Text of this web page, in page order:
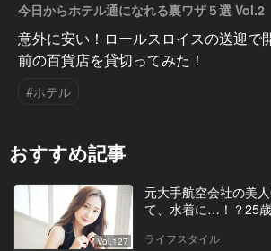
今日からホテル通になれる裏ワザ５選 Vol.2
意外に安い！ロールスロイスの送迎で
前の百貨店を貸切ってみた！
#ホテル
おすすめ記事
Vol.127
元大手航空会社の美
て、水着に…！？25
ライフスタイル